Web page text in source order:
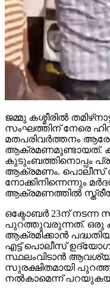
ജമ്മു കശ്മീരില്‍
സംഘത്തിന് നേരെ
മതപരിവര്‍ത്തനം
ആക്രമണമുണ്ടായത്.
കുടുംബത്തിനൊപ്പം
ആക്രമണം. പൊലീസ്
നോക്കിനിന്നെന്നും
ആക്രമണത്തില്‍
ഒക്ടോബര്‍ 23ന് നടന്ന
പുറത്തുവരുന്നത്. ഒരു
ആക്രമിക്കാന്‍
എട്ട് പൊലീസ്
സ്ഥലംവിടാന്‍
സുരക്ഷിതമായി
നല്‍കാമെന്ന്